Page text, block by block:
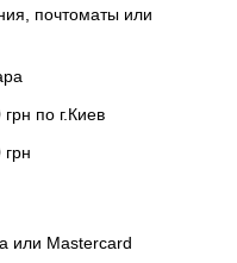
почтоматы или
по г.Киев
или Mastercard